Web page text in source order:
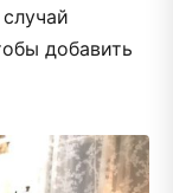
добавить